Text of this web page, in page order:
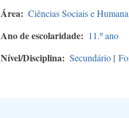
Área Ciências Sociais e
Ano de escolaridade 11.º ano
Nível/Disciplina Secundário |